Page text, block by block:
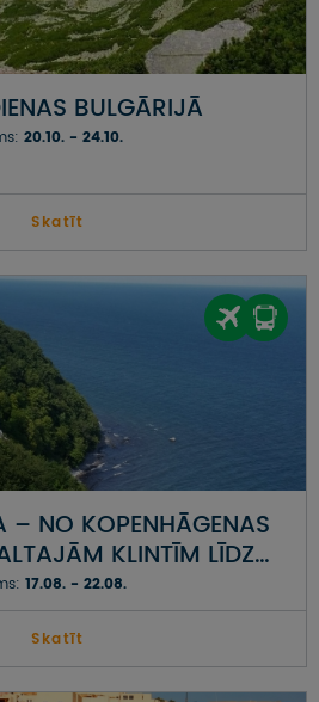
BULGĀRIJĀ
20.10. - 24.10.
Skatīt
– NO KOPENHĀGENAS
KLINTĪM LĪDZ
SALĀM UN
POLIJĀ
17.08. - 22.08.
Skatīt